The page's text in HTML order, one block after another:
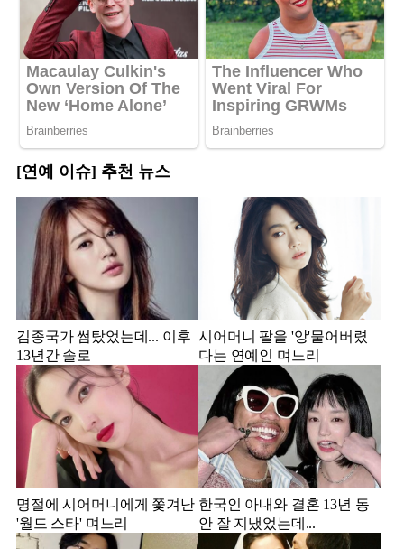
[연예 이슈] 추천 뉴스
김종국가 썸탔었는데... 이후
13년간 솔로
시어머니 팔을 '앙'물어버렸
다는 연예인 며느리
명절에 시어머니에게 쫓겨난
'월드 스타' 며느리
한국인 아내와 결혼 13년 동
안 잘 지냈었는데...